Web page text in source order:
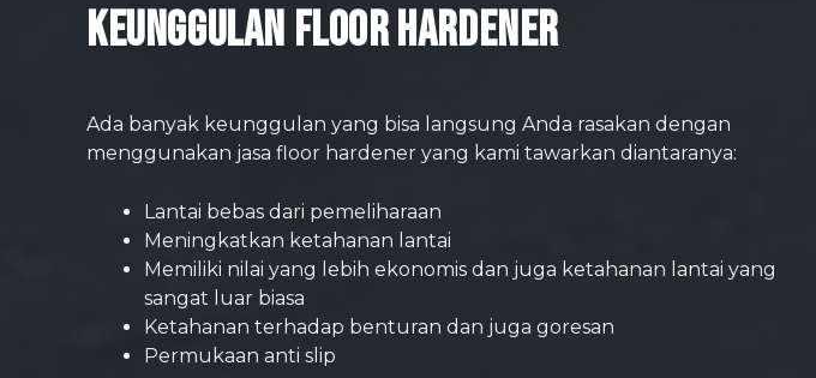
Keunggulan Floor Hardener
Ada banyak keunggulan yang bisa langsung Anda rasakan dengan
menggunakan jasa floor hardener yang kami tawarkan diantaranya:
Lantai bebas dari pemeliharaan
Meningkatkan ketahanan lantai
Memiliki nilai yang lebih ekonomis dan juga ketahanan lantai yang
sangat luar biasa
Ketahanan terhadap benturan dan juga goresan
Permukaan anti slip